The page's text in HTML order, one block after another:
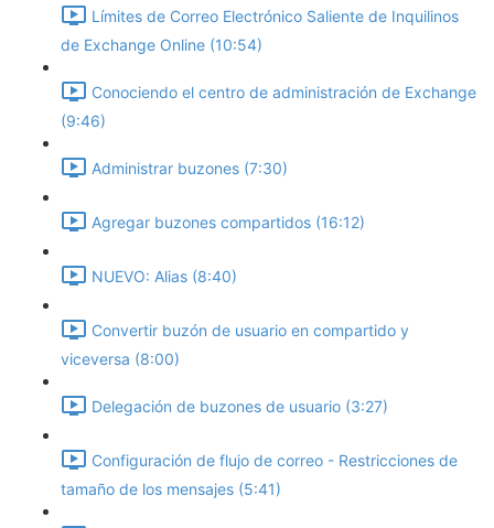
Límites de Correo Electrónico Saliente de Inquilinos
de Exchange Online (10:54)
Conociendo el centro de administración de Exchange
(9:46)
Administrar buzones (7:30)
Agregar buzones compartidos (16:12)
NUEVO: Alias (8:40)
Convertir buzón de usuario en compartido y
viceversa (8:00)
Delegación de buzones de usuario (3:27)
Configuración de flujo de correo - Restricciones de
tamaño de los mensajes (5:41)